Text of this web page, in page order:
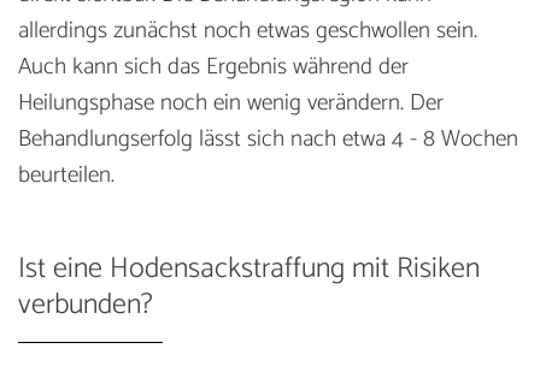
allerdings zunächst noch etwas geschwollen sein.
Auch kann sich das Ergebnis während der
Heilungsphase noch ein wenig verändern. Der
Behandlungserfolg lässt sich nach etwa 4 - 8 Wochen
beurteilen.
Ist eine Hodensackstraffung mit Risiken
verbunden?